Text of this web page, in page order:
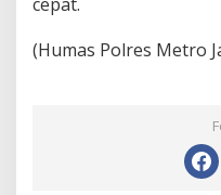
(Humas Polres Metro